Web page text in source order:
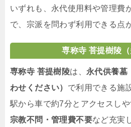
いずれも、永代使用料や管理費
で、宗派を問わず利用できる点
専称寺 菩提樹陵（
専称寺 菩提樹陵は、 永代供養墓
わせください） で利用できる施
駅から車で約7分とアクセスしや
宗教不問・管理費不要など充実